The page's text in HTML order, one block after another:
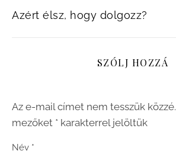
Azért élsz, hogy dolgozz?
SZÓLJ HOZZÁ
Az e-mail címet nem tesszük közzé.
mezőket * karakterrel jelöltük
Név *